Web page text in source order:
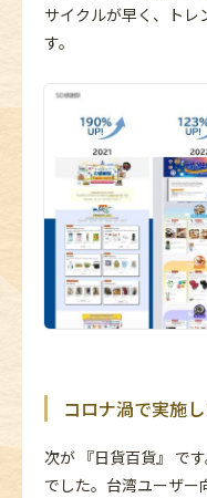
サイクルが早く、トレ
す。
コロナ渦で実施
次が 『日貨百貨』 で
でした。台湾ユーザー